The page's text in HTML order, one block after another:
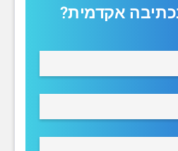
אקדמית?